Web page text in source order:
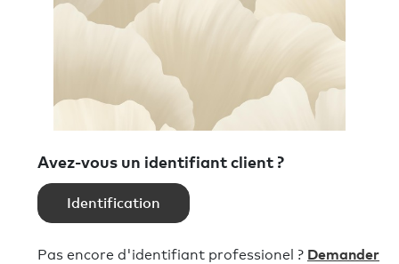
Avez-vous un identifiant client ?
Identification
Pas encore d'identifiant professionel ? Demander